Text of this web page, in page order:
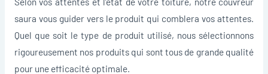
saura vous guider vers le produit qui comblera vos attentes.
Quel que soit le type de produit utilisé, nous sélectionnons
rigoureusement nos produits qui sont tous de grande qualité
pour une efficacité optimale.